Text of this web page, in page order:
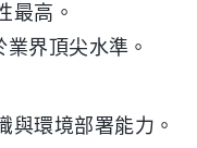
最高。
界頂尖水準。
與環境部署能力。